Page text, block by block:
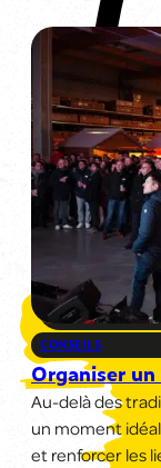
CONSEILS
Organiser
Au-delà des
un moment
et renforcer les